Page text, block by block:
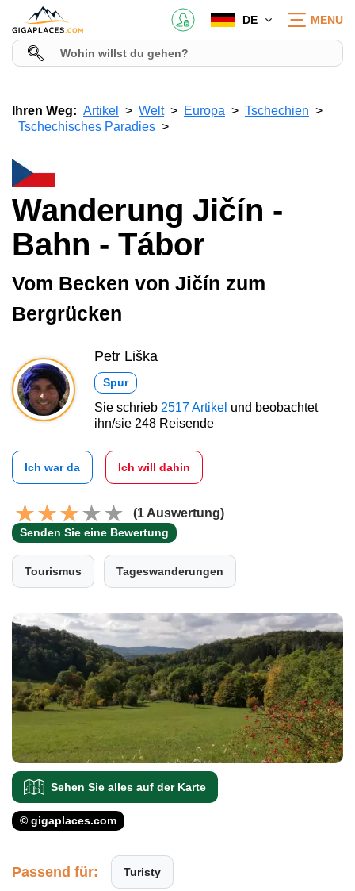
DE MENU
Ihren Weg: Artikel Welt Europa
Tschechien
Tschechisches Paradies
Wanderung Jičín -
Bahn - Tábor
Vom Becken von Jičín zum
Bergrücken
Petr Liška
Spur
Sie schrieb 2517 Artikel und beobachtet
ihn/sie 248 Reisende
Ich war da Ich will dahin
(1 Auswertung)
Senden Sie eine Bewertung
Tourismus Tageswanderungen
Sehen Sie alles auf der Karte
© gigaplaces.com
Passend für: Turisty